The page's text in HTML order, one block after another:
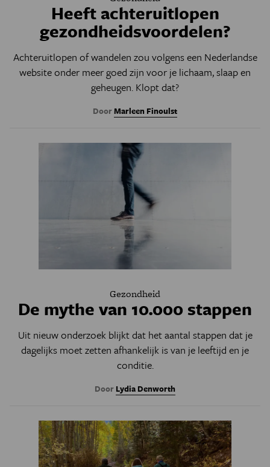
Heeft achteruitlopen
gezondheidsvoordelen?
Achteruitlopen of wandelen zou volgens een Nederlandse
website onder meer goed zijn voor je lichaam, slaap en
geheugen. Klopt dat?
DoorMarleen Finoulst
Gezondheid
De mythe van 10.000 stappen
Uit nieuw onderzoek blijkt dat het aantal stappen dat je
dagelijks moet zetten afhankelijk is van je leeftijd en je
conditie.
Door Lydia Denworth